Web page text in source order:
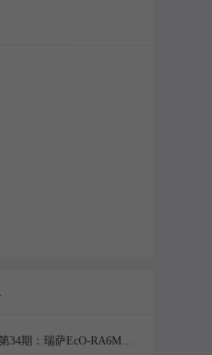
34期：瑞萨EcO-RA6M4 v